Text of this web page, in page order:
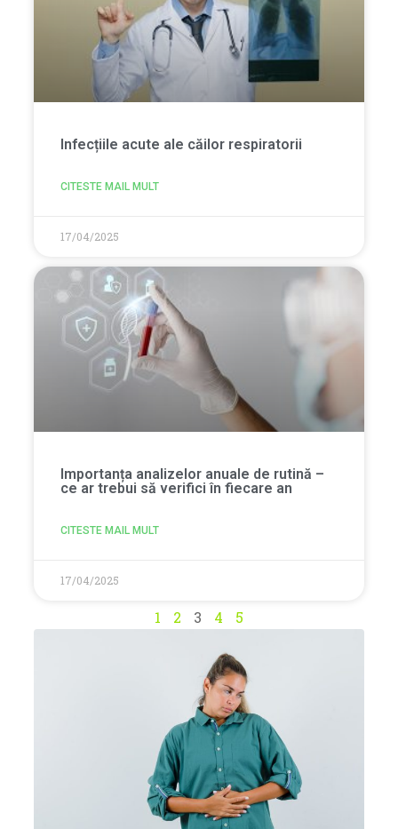
Infecțiile acute ale căilor respiratorii
CITESTE MAIL MULT
17/04/2025
Importanța analizelor anuale de rutină –
ce ar trebui să verifici în fiecare an
CITESTE MAIL MULT
17/04/2025
1 2 3 4 5